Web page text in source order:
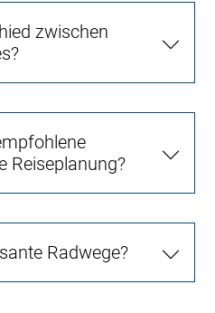
zwischen
Reiseplanung?
Radwege?